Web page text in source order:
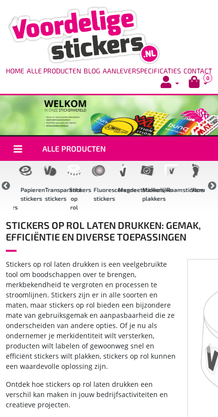
HOME ALLE PRODUCTEN BLOG AANLEVERSPECIFICATIES CONTACT
0
ALLE PRODUCTEN
Papieren
stickers
Transparante
stickers
Stickers
op
rol
Fluorescerende
stickers
Magneetstickers
Makkelijke
plakkers
Raamstickers
STICKERS OP ROL LATEN DRUKKEN: GEMAK,
EFFICIËNTIE EN DIVERSE TOEPASSINGEN
Stickers op rol laten drukken is een veelgebruikte
tool om boodschappen over te brengen,
merkbekendheid te vergroten en processen te
stroomlijnen. Stickers zijn er in alle soorten en
maten, maar stickers op rol bieden een bijzondere
mate van gebruiksgemak en aanpasbaarheid die ze
onderscheiden van andere opties. Of je nu als
ondernemer je merkidentiteit wilt versterken,
producten wilt labelen of gewoonweg snel en
efficiënt stickers wilt plakken, stickers op rol kunnen
een waardevolle oplossing zijn.
Ontdek hoe stickers op rol laten drukken een
verschil kan maken in jouw bedrijfsactiviteiten en
creatieve projecten.